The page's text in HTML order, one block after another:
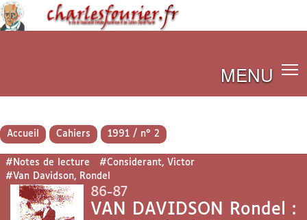
MENU
Accueil Cahiers 1991 / n° 2
#Notes de lecture
#Considerant, Victor
#Van Davidson, Rondel
86-87
VAN DAVIDSON Rondel :